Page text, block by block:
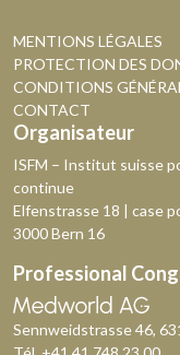
MENTIONS LÉGALES
PROTECTION DES
CONDITIONS
CONTACT
Organisateur
ISFM – Institut suisse
continue
Elfenstrasse 18 | case
3000 Bern 16
Professional
Sennweidstrasse 46,